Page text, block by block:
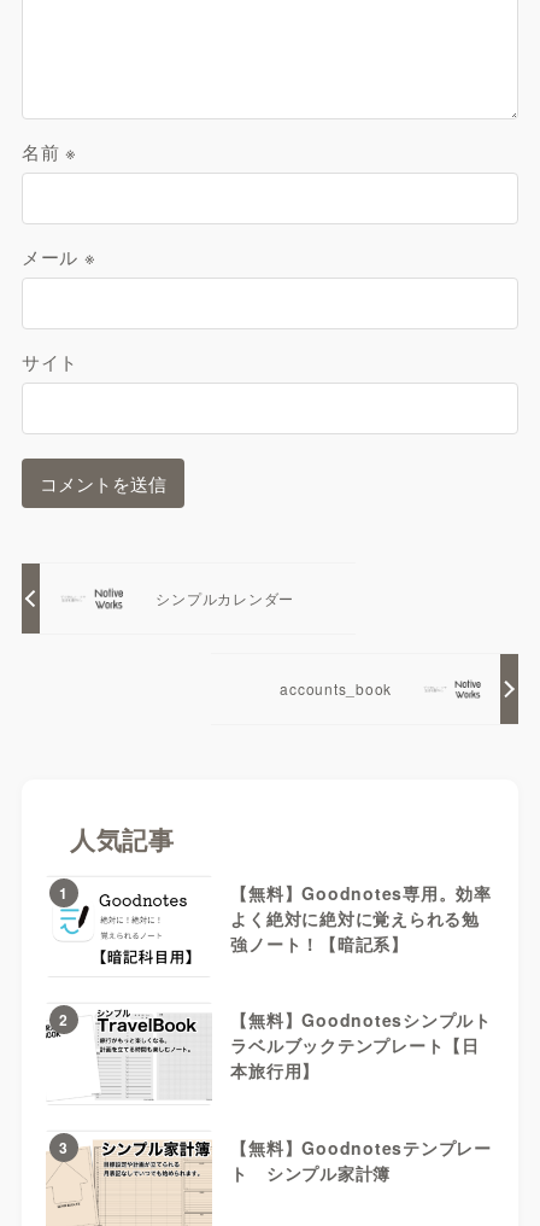
名前※
メール ※
サイト
シンプルカレンダー
accounts_book
人気記事
1
【無料】Goodnotes専用。効率
よく絶対に絶対に覚えられる勉
強ノート！【暗記系】
2
【無料】Goodnotesシンプルト
ラベルブックテンプレート【日
本旅行用】
3
【無料】Goodnotesテンプレー
ト シンプル家計簿